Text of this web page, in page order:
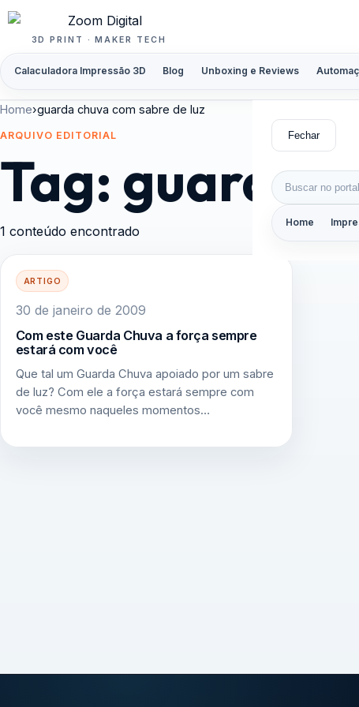
Pular para o conteúdo
3D PRINT · MAKER TECH
Calaculadora Impressão 3D Blog Unboxing e Reviews
Fechar
Buscar por:
Home
Home›guarda chuva com sabre de luz
ARQUIVO EDITORIAL
Tag: guarda
1 conteúdo encontrado
ARTIGO
30 de janeiro de 2009
Com este Guarda Chuva a força sempre
estará com você
Que tal um Guarda Chuva apoiado por um sabre
de luz? Com ele a força estará sempre com
você mesmo naqueles momentos…